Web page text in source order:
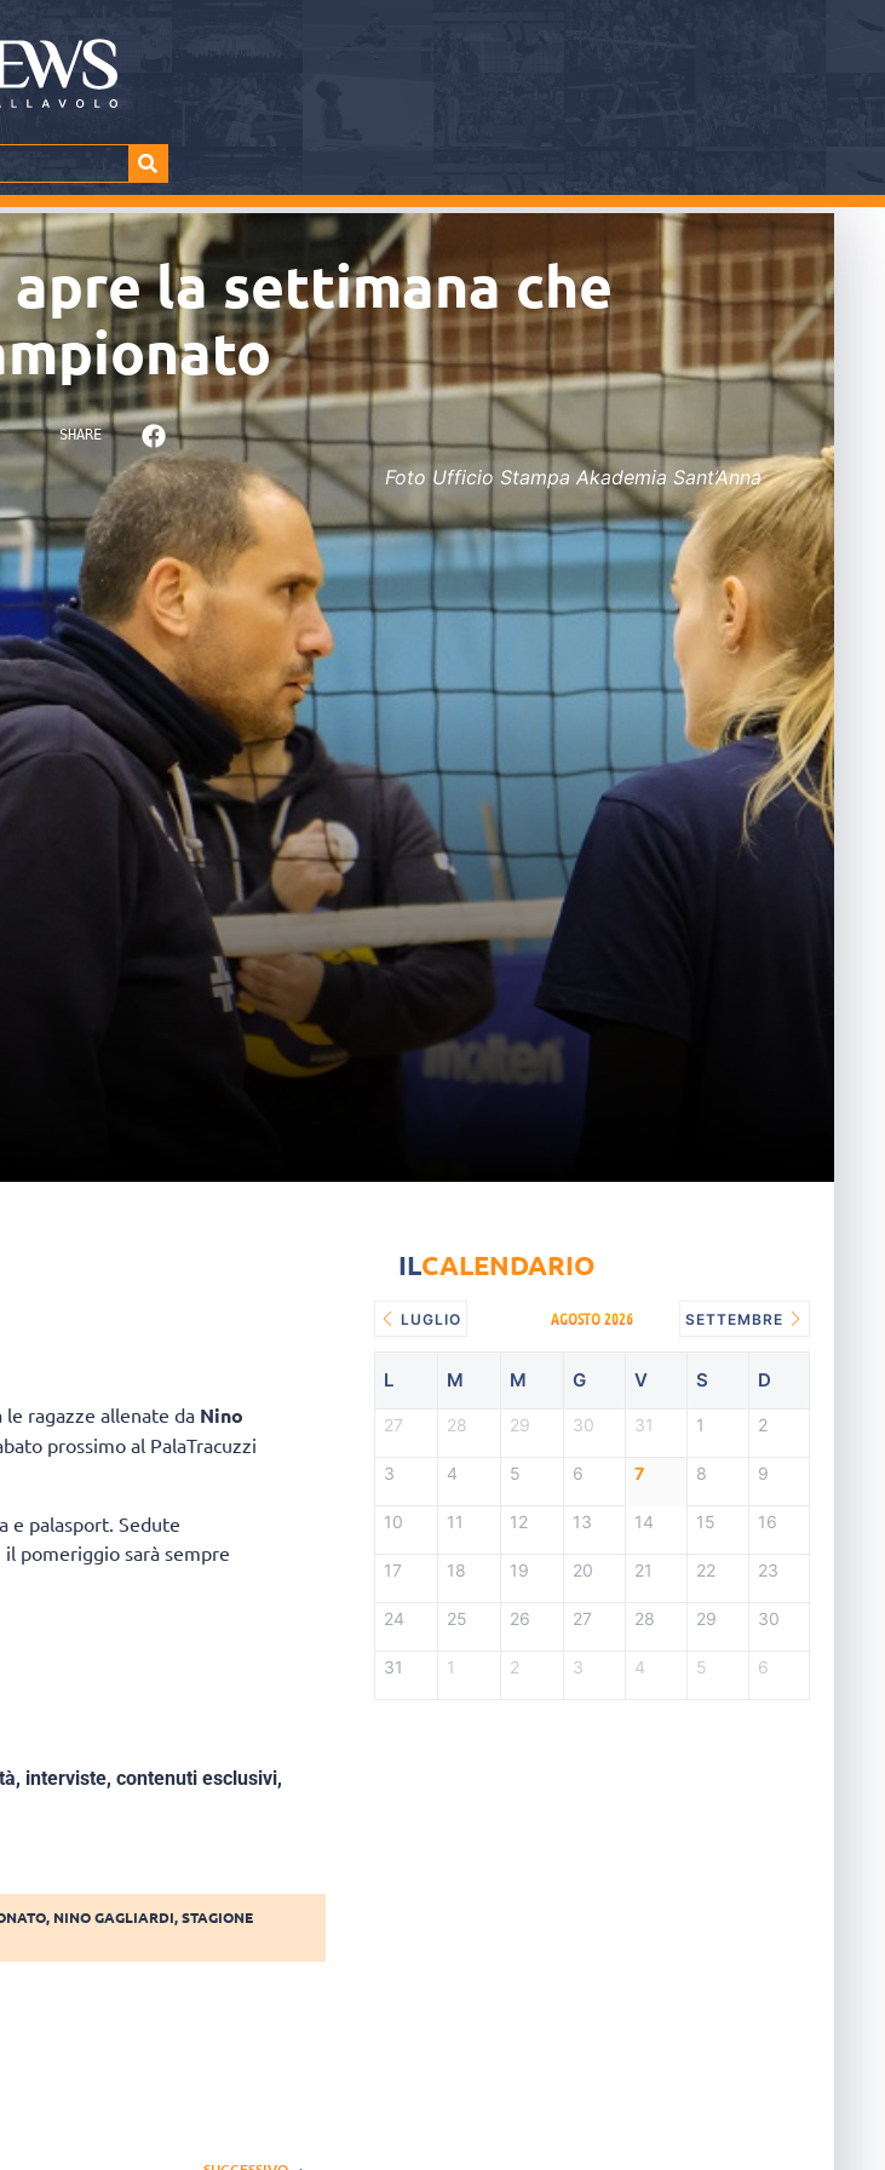
apre la settimana che
SHARE
Foto Ufficio Stampa Akademia Sant’Anna
ragazze allenate da Nino
prossimo al PalaTracuzzi
e palasport. Sedute
pomeriggio sarà sempre
interviste, contenuti esclusivi,
, NINO GAGLIARDI,STAGIONE
ILCALENDARIO
LUGLIO AGOSTO 2026 SETTEMBRE
L M M G V S D
27 28 29 30 31 1 2
3 4 5 6 7 8 9
10 11 12 13 14 15 16
17 18 19 20 21 22 23
24 25 26 27 28 29 30
31 1 2 3 4 5 6